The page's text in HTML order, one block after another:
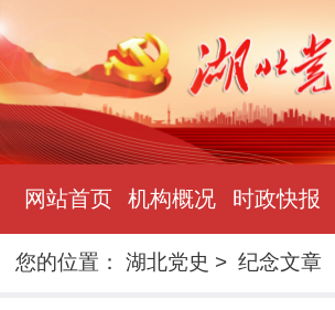
网站首页 机构概况 时政快报
您的位置：湖北党史 >纪念文章